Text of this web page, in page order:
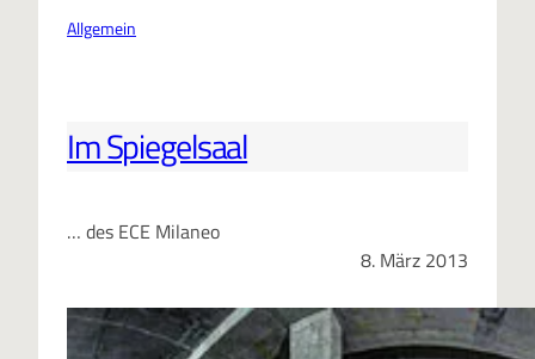
Allgemein
Im Spiegelsaal
… des ECE Milaneo
8. März 2013